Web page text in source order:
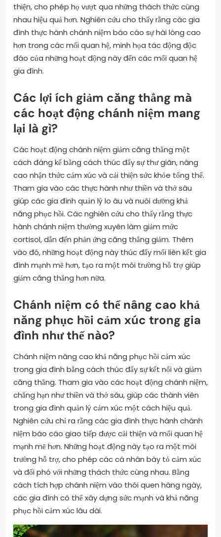
thiện, cho phép họ vượt qua những thách thức cùng
nhau hiệu quả hơn. Nghiên cứu cho thấy rằng các gia
đình thực hành chánh niệm báo cáo sự hài lòng cao
hơn trong các mối quan hệ, minh họa tác động độc
đáo của những hoạt động này đến các mối quan hệ
gia đình.
Các lợi ích giảm căng thẳng mà
các hoạt động chánh niệm mang
lại là gì?
Các hoạt động chánh niệm giảm căng thẳng một
cách đáng kể bằng cách thúc đẩy sự thư giãn, nâng
cao nhận thức cảm xúc và cải thiện sức khỏe tổng thể.
Tham gia vào các thực hành như thiền và thở sâu
giúp các gia đình quản lý lo âu và nuôi dưỡng khả
năng phục hồi. Các nghiên cứu cho thấy rằng thực
hành chánh niệm thường xuyên làm giảm mức
cortisol, dẫn đến phản ứng căng thẳng giảm. Thêm
vào đó, những hoạt động này thúc đẩy mối liên kết gia
đình mạnh mẽ hơn, tạo ra một môi trường hỗ trợ giúp
giảm căng thẳng hơn nữa.
Chánh niệm có thể nâng cao khả
năng phục hồi cảm xúc trong gia
đình như thế nào?
Chánh niệm nâng cao khả năng phục hồi cảm xúc
trong gia đình bằng cách thúc đẩy sự kết nối và giảm
căng thẳng. Tham gia vào các hoạt động chánh niệm,
chẳng hạn như thiền và thở sâu, giúp các thành viên
trong gia đình quản lý cảm xúc một cách hiệu quả.
Nghiên cứu chỉ ra rằng các gia đình thực hành chánh
niệm báo cáo giao tiếp được cải thiện và mối quan hệ
mạnh mẽ hơn. Những hoạt động này tạo ra một môi
trường hỗ trợ, cho phép các cá nhân bày tỏ cảm xúc
và đối phó với những thách thức cùng nhau. Bằng
cách tích hợp chánh niệm vào thói quen hàng ngày,
các gia đình có thể xây dựng sức mạnh và khả năng
phục hồi cảm xúc lâu dài.